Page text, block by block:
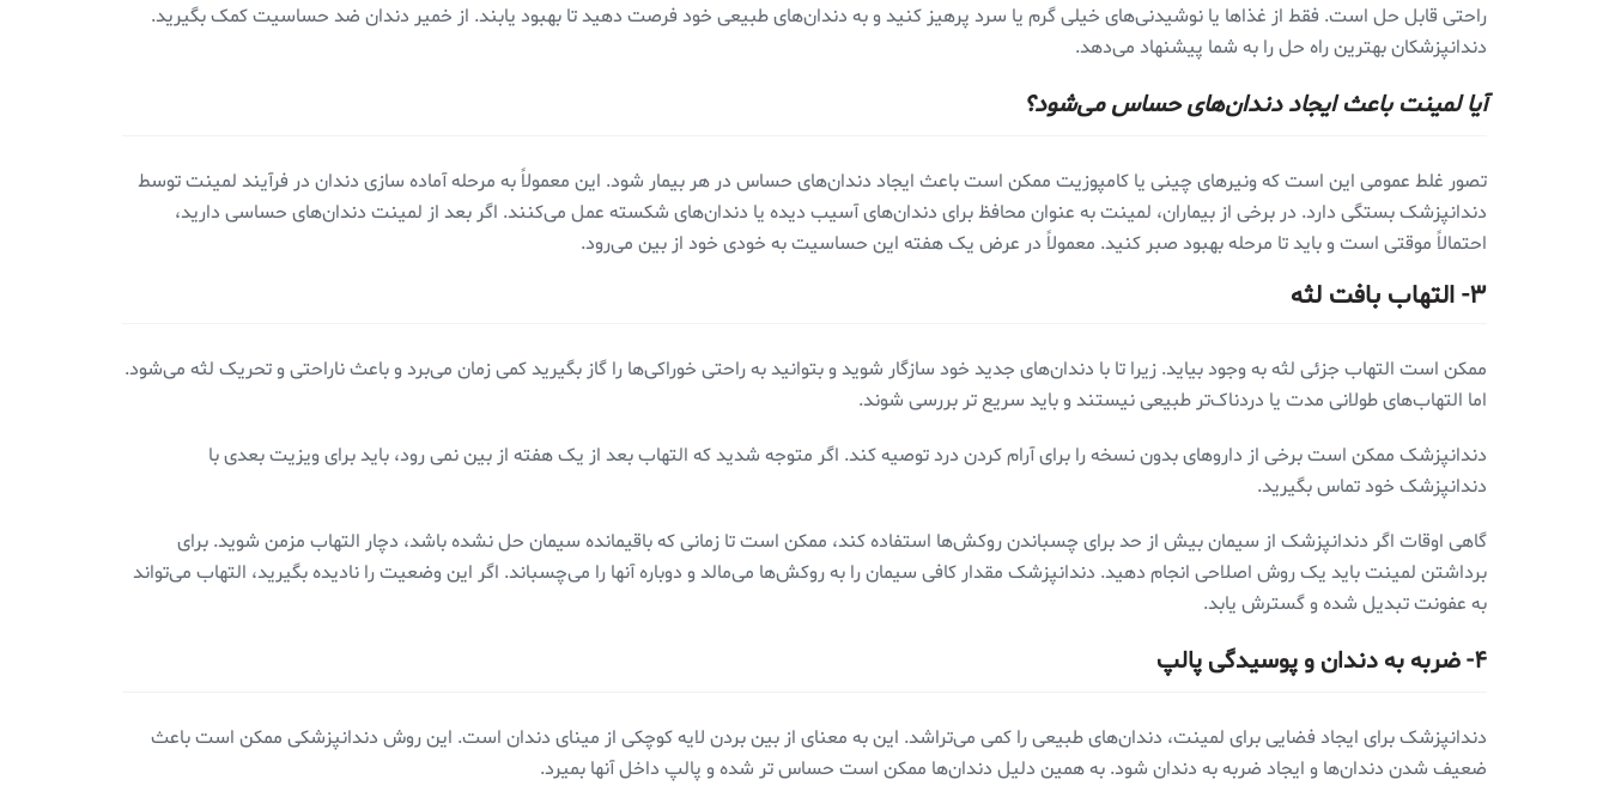
راحتی قابل حل است. فقط از غذاها یا نوشیدنی‌های خیلی گرم یا سرد پرهیز کنید و به دندان‌های طبیعی خود فرصت دهید تا بهبود یابند. از خمیر دندان ضد حساسیت کمک بگیرید.
دندانپزشکان بهترین راه حل را به شما پیشنهاد می‌دهد.
آیا لمینت باعث ایجاد دندان‌های حساس می‌شود؟
تصور غلط عمومی این است که ونیرهای چینی یا کامپوزیت ممکن است باعث ایجاد دندان‌های حساس در هر بیمار شود. این معمولاً به مرحله آماده سازی دندان در فرآیند لمینت توسط
دندانپزشک بستگی دارد. در برخی از بیماران، لمینت به عنوان محافظ برای دندان‌های آسیب دیده یا دندان‌های شکسته عمل می‌کنند. اگر بعد از لمینت دندان‌های حساسی دارید،
احتمالاً موقتی است و باید تا مرحله بهبود صبر کنید. معمولاً در عرض یک هفته این حساسیت به خودی خود از بین می‌رود.
۳- التهاب بافت لثه
ممکن است التهاب جزئی لثه به وجود بیاید. زیرا تا با دندان‌های جدید خود سازگار شوید و بتوانید به راحتی خوراکی‌ها را گاز بگیرید کمی زمان می‌برد و باعث ناراحتی و تحریک لثه می‌شود.
اما التهاب‌های طولانی‌ مدت یا دردناک‌تر طبیعی نیستند و باید سریع تر بررسی شوند.
دندانپزشک ممکن است برخی از داروهای بدون نسخه را برای آرام کردن درد توصیه کند. اگر متوجه شدید که التهاب بعد از یک هفته از بین نمی رود، باید برای ویزیت بعدی با
دندانپزشک خود تماس بگیرید.
گاهی اوقات اگر دندانپزشک از سیمان بیش از حد برای چسباندن روکش‌ها استفاده کند، ممکن است تا زمانی که باقیمانده سیمان حل نشده باشد، دچار التهاب مزمن شوید. برای
برداشتن لمینت باید یک روش اصلاحی انجام دهید. دندانپزشک مقدار کافی سیمان را به روکش‌ها می‌مالد و دوباره آنها را می‌چسباند. اگر این وضعیت را نادیده بگیرید، التهاب می‌تواند
به عفونت تبدیل شده و گسترش یابد.
۴- ضربه به دندان و پوسیدگی پالپ
دندانپزشک برای ایجاد فضایی برای لمینت، دندان‌های طبیعی را کمی می‌تراشد. این به معنای از بین بردن لایه کوچکی از مینای دندان است. این روش دندانپزشکی ممکن است باعث
ضعیف شدن دندان‌ها و ایجاد ضربه به دندان شود. به همین دلیل دندان‌ها ممکن است حساس تر شده و پالپ داخل آنها بمیرد.